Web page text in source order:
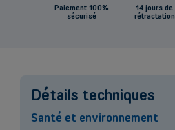
Paiement 100%
sécurisé
14 jours de
rétractation
Détails techniques
Santé et environnement